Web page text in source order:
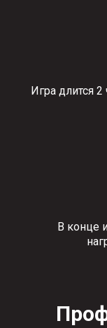
Игра длится
В конце